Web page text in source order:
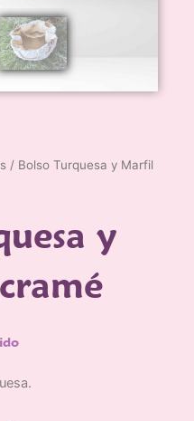
/ Bolso Turquesa y Marfil
y